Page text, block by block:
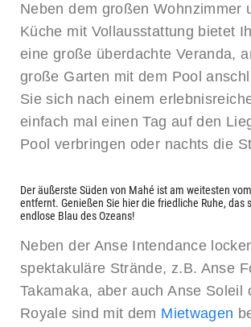
Neben dem großen Wohnzimmer
Küche mit Vollausstattung bietet
eine große überdachte Veranda,
große Garten mit dem Pool
Sie sich nach einem
einfach mal einen Tag auf den
Pool verbringen oder nachts die
Der äußerste Süden von Mahé ist am weitesten
entfernt. Genießen Sie hier die friedliche Ruhe, das
endlose Blau des Ozeans!
Neben der Anse Intendance
spektakuläre Strände, z.B. Anse
Takamaka, aber auch Anse Soleil
Royale sind mit dem Mietwagen